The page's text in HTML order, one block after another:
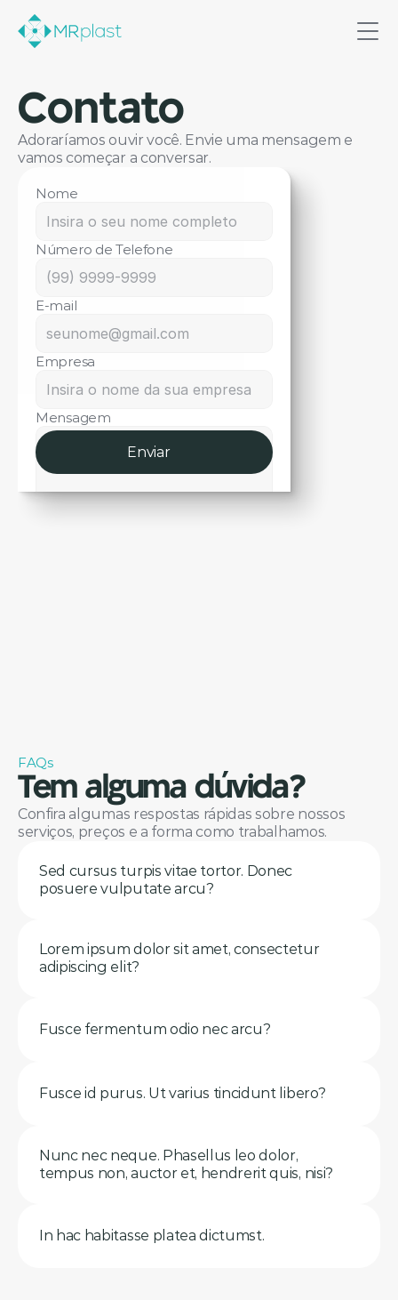
Contato
Adoraríamos ouvir você. Envie uma mensagem e
vamos começar a conversar.
Nome
Número de Telefone
E-mail
Empresa
Mensagem
Enviar
FAQs
Tem alguma dúvida?
Confira algumas respostas rápidas sobre nossos
serviços, preços e a forma como trabalhamos.
Sed cursus turpis vitae tortor. Donec
posuere vulputate arcu?
Lorem ipsum dolor sit amet, consectetur
adipiscing elit?
Fusce fermentum odio nec arcu?
Fusce id purus. Ut varius tincidunt libero?
Nunc nec neque. Phasellus leo dolor,
tempus non, auctor et, hendrerit quis, nisi?
In hac habitasse platea dictumst.
Soluções
Produtos
Comercial